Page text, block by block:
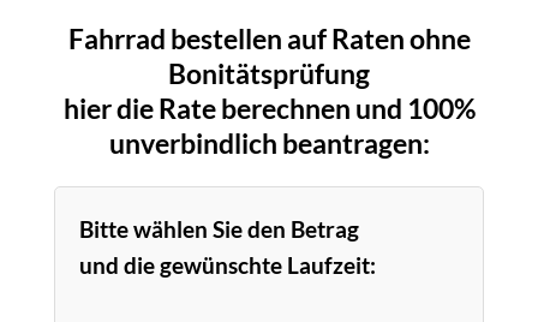
Fahrrad bestellen auf Raten ohne
Bonitätsprüfung
hier die Rate berechnen und 100%
unverbindlich beantragen:
Bitte wählen Sie den Betrag
und die gewünschte Laufzeit: